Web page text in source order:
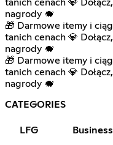
tanich cenach 💎
nagrody 🐗
🎁 Darmowe itemy i
tanich cenach 💎
nagrody 🐗
🎁 Darmowe itemy i
tanich cenach 💎
nagrody 🐗
CATEGORIES
LFG Business